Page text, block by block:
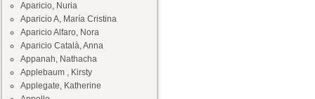
Aparicio, Nuria
Aparicio A, María Cristina
Aparicio Alfaro, Nora
Aparicio Català, Anna
Appanah, Nathacha
Applebaum , Kirsty
Applegate, Katherine